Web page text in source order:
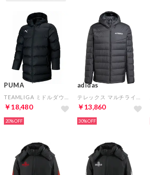
PUMA
￥18,480
20%
adidas
￥13,860
30%